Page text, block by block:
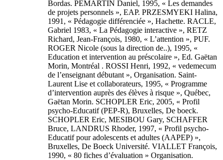
Bordas. PEMARTIN Daniel, 1995, « Les demandes
de projets personnels », EAP. PRZESMYEKI Halina,
1991, « Pédagogie différenciée », Hachette. RACLE,
Gabriel 1983, « La Pédagogie interactive », RETZ
Richard, Jean-François, 1980, « L’attention », PUF.
ROGER Nicole (sous la direction de..), 1995, «
Education et intervention au préscolaire », Ed. Gaëtan
Morin, Montréal . ROSSI Henri, 1992, « vedemecum
de l’enseignant débutant », Organisation. Saint-
Laurent Lise et collaborateurs, 1995, « Programme
d’intervention auprès des élèves à risque », Québec,
Gaëtan Morin. SCHOPLER Eric, 2005, « Profil
psycho-Educatif (PEP-R), Bruxelles, De boeck.
SCHOPLER Eric, MESIBOU Gary, SCHAFFER
Bruce, LANDRUS Rhoder, 1997, « Profil psycho-
Educatif pour adolescents et adultes (AAPEP) »,
Bruxelles, De Boeck Université. VIALLET François,
1990, « 80 fiches d’évaluation » Organisation.